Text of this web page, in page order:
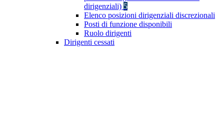
dirigenziali) 5
Elenco posizioni dirigenziali discrezionali
Posti di funzione disponibili
Ruolo dirigenti
Dirigenti cessati